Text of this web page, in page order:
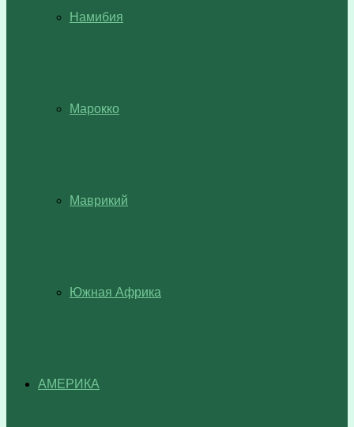
Намибия
Марокко
Маврикий
Южная Африка
АМЕРИКА